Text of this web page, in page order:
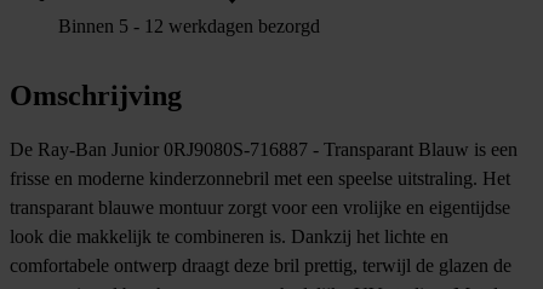
Binnen 5 - 12 werkdagen bezorgd
Omschrijving
De Ray-Ban Junior 0RJ9080S-716887 - Transparant Blauw is een
frisse en moderne kinderzonnebril met een speelse uitstraling. Het
transparant blauwe montuur zorgt voor een vrolijke en eigentijdse
look die makkelijk te combineren is. Dankzij het lichte en
comfortabele ontwerp draagt deze bril prettig, terwijl de glazen de